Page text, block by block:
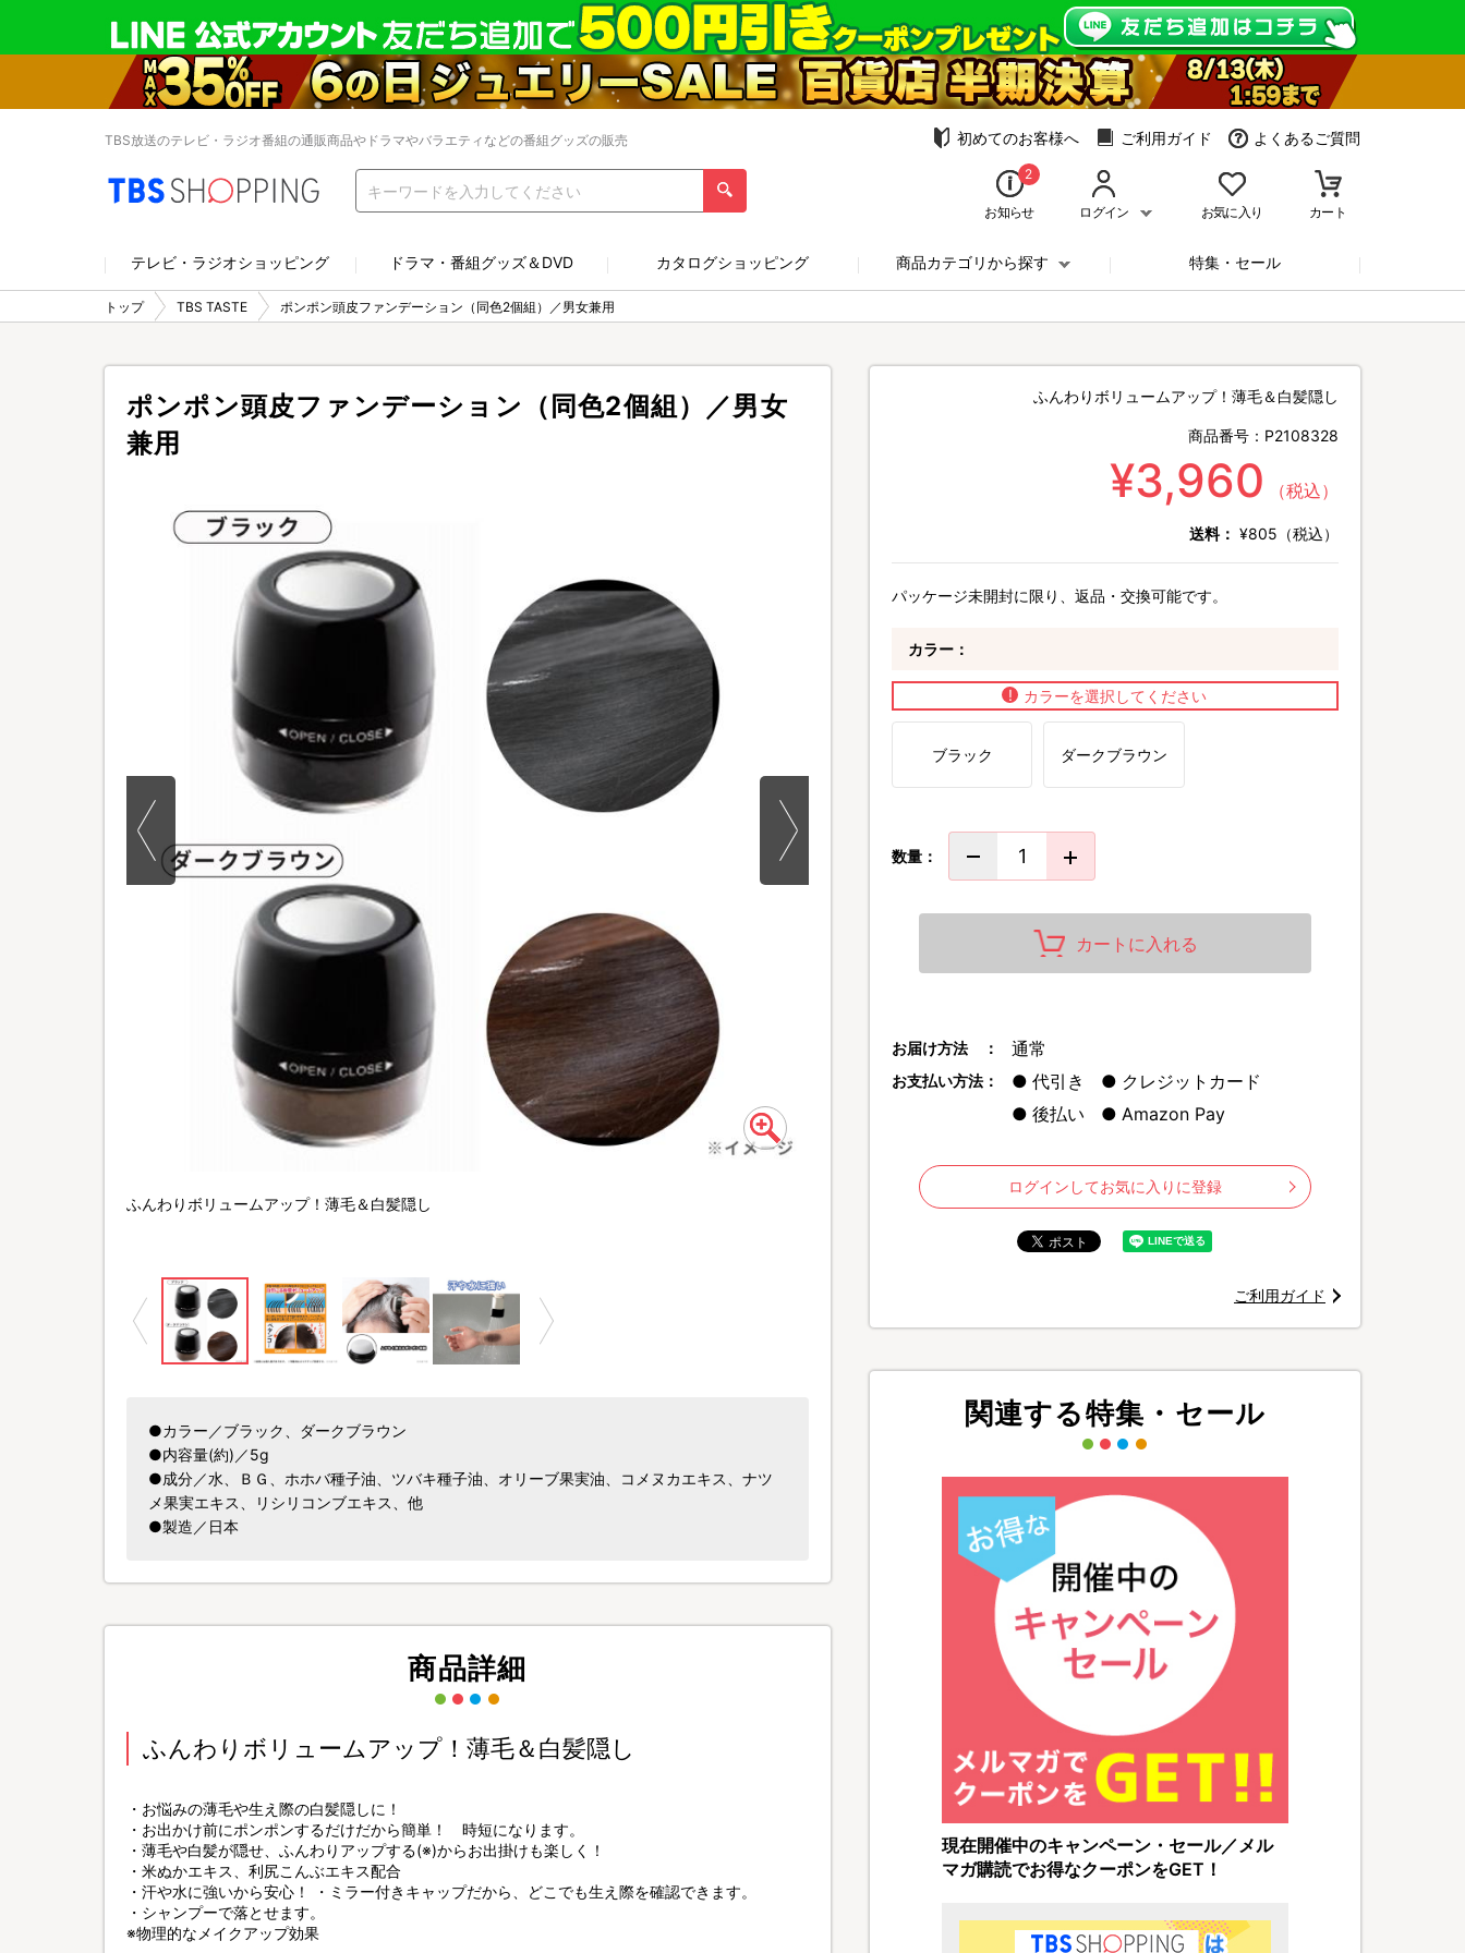
TBS放送のテレビ・ラジオ番組の通販商品やドラマやバラエティなどの番組グッズの販売 初めてのお客様へ ご利用ガイド よくあるご質問
2
お知らせ ログイン お気に入り カート
テレビ・ラジオショッピング ドラマ・番組グッズ＆DVD カタログショッピング 商品カテゴリから探す 特集・セール
トップ TBS TASTE ポンポン頭皮ファンデーション（同色2個組）／男女兼用
ポンポン頭皮ファンデーション（同色2個組）／男女
兼用
ふんわりボリュームアップ！薄毛＆白髪隠し
●カラー／ブラック、ダークブラウン
●内容量(約)／5g
●成分／水、ＢＧ、ホホバ種子油、ツバキ種子油、オリーブ果実油、コメヌカエキス、ナツ
メ果実エキス、リシリコンブエキス、他
●製造／日本
商品詳細
ふんわりボリュームアップ！薄毛＆白髪隠し
・お悩みの薄毛や生え際の白髪隠しに！
・お出かけ前にポンポンするだけだから簡単！ 時短になります。
・薄毛や白髪が隠せ、ふんわりアップする(※)からお出掛けも楽しく！
・米ぬかエキス、利尻こんぶエキス配合
・汗や水に強いから安心！ ・ミラー付きキャップだから、どこでも生え際を確認できます。
・シャンプーで落とせます。
※物理的なメイクアップ効果
ふんわりボリュームアップ！薄毛＆白髪隠し
商品番号： P2108328
¥3,960 （税込）
送料： ¥805（税込）
パッケージ未開封に限り、返品・交換可能です。
カラー：
カラーを選択してください
ブラック ダークブラウン
数量：
カートに入れる
お届け方法 ： 通常
お支払い方法： 代引き
クレジットカード
後払い
Amazon Pay
ログインしてお気に入りに登録
ご利用ガイド
関連する特集・セール
現在開催中のキャンペーン・セール／メル
マガ購読でお得なクーポンをGET！